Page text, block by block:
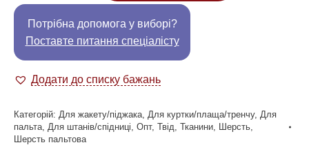
Потрібна допомога у виборі?
Поставте питання спеціалісту
Додати до списку бажань
Категорій: Для жакету/піджака Для куртки/плаща/тренчу, Для
пальта Для штанів/спідниці Опт, Твід Тканини Шерсть
Шерсть пальтова